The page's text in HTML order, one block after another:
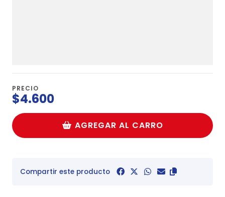
PRECIO
$4.600
AGREGAR AL CARRO
Compartir este producto